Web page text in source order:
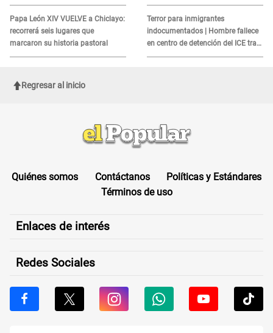
alerta sobre posibles réplicas
Papa León XIV VUELVE a Chiclayo:
recorrerá seis lugares que
marcaron su historia pastoral
MORTAL para consumidores: ¿Cuál
es?
Terror para inmigrantes
indocumentados | Hombre fallece
en centro de detención del ICE tras
sufrir una "emergencia médica"
Regresar al inicio
Quiénes somos Contáctanos
Políticas y Estándares
Términos de uso
Enlaces de interés
Redes Sociales